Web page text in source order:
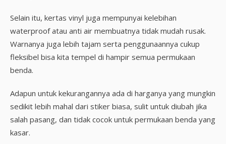
Selain itu, kertas vinyl juga mempunyai kelebihan
waterproof atau anti air membuatnya tidak mudah rusak.
Warnanya juga lebih tajam serta penggunaannya cukup
fleksibel bisa kita tempel di hampir semua permukaan
benda.
Adapun untuk kekurangannya ada di harganya yang mungkin
sedikit lebih mahal dari stiker biasa, sulit untuk diubah jika
salah pasang, dan tidak cocok untuk permukaan benda yang
kasar.